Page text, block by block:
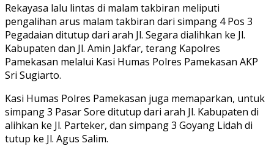
Rekayasa lalu lintas di malam takbiran meliputi
pengalihan arus malam takbiran dari simpang 4 Pos 3
Pegadaian ditutup dari arah Jl. Segara dialihkan ke Jl.
Kabupaten dan Jl. Amin Jakfar, terang Kapolres
Pamekasan melalui Kasi Humas Polres Pamekasan AKP
Sri Sugiarto.
Kasi Humas Polres Pamekasan juga memaparkan, untuk
simpang 3 Pasar Sore ditutup dari arah Jl. Kabupaten di
alihkan ke Jl. Parteker, dan simpang 3 Goyang Lidah di
tutup ke Jl. Agus Salim.